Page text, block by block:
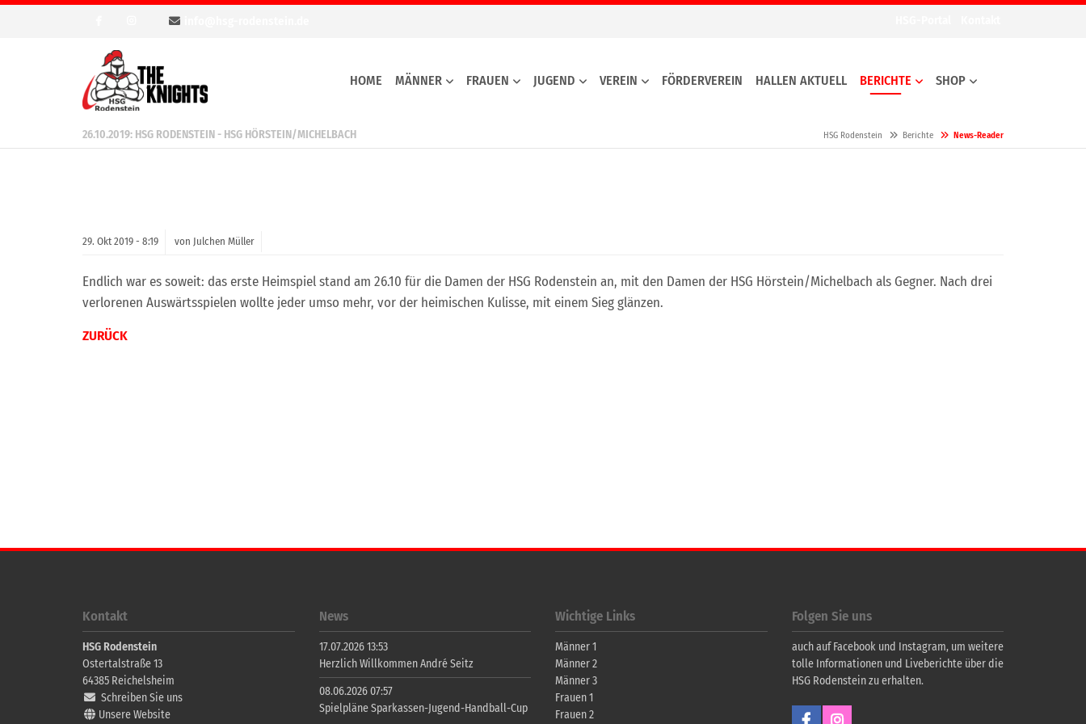
HOME MÄNNER FRAUEN JUGEND VEREIN FÖRDERVEREIN HALLEN AKTUELL BERICHTE SHOP
26.10.2019: HSG RODENSTEIN - HSG HÖRSTEIN/MICHELBACH HSG Rodenstein Berichte News-Reader
29. Okt 2019 - 8:19 von Julchen Müller
Endlich war es soweit: das erste Heimspiel stand am 26.10 für die Damen der HSG Rodenstein an, mit den Damen der HSG Hörstein/Michelbach als Gegner. Nach drei
verlorenen Auswärtsspielen wollte jeder umso mehr, vor der heimischen Kulisse, mit einem Sieg glänzen.
ZURÜCK
Kontakt
HSG Rodenstein
Ostertalstraße 13
64385 Reichelsheim
Schreiben Sie uns
Unsere Website
News
17.07.2026 13:53
Herzlich Willkommen André Seitz
08.06.2026 07:57
Spielpläne Sparkassen-Jugend-Handball-Cup
Wichtige Links
Männer 1
Männer 2
Männer 3
Frauen 1
Frauen 2
Folgen Sie uns
auch auf Facebook und Instagram, um weitere
tolle Informationen und Liveberichte über die
HSG Rodenstein zu erhalten.